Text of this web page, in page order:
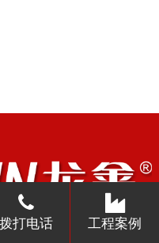
拨打电话 工程案例